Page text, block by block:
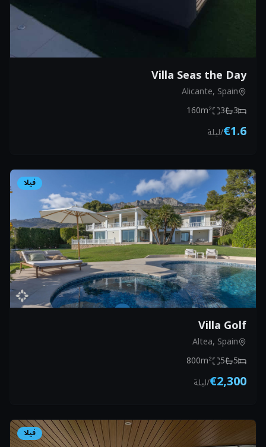
Villa Seas the Day
Alicante, Spain
3
3
160m²
€1.6
/ليلة
فيلا
Villa Golf
Altea, Spain
5
5
800m²
€2,300
/ليلة
فيلا